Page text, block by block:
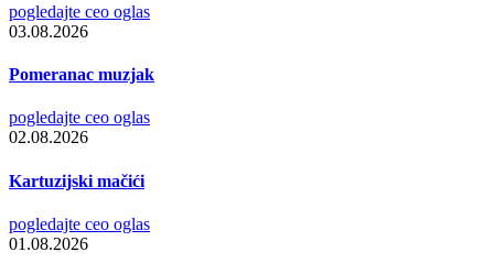
pogledajte ceo oglas
03.08.2026
Pomeranac muzjak
pogledajte ceo oglas
02.08.2026
Kartuzijski mačići
pogledajte ceo oglas
01.08.2026